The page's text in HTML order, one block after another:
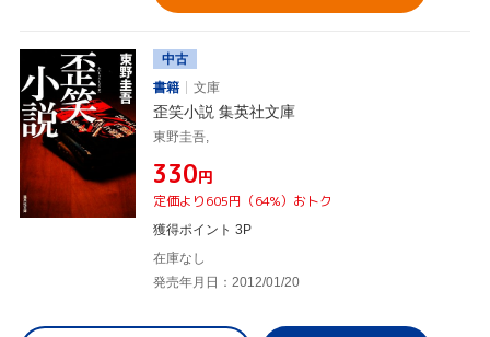
中古
書籍
文庫
歪笑小説 集英社文庫
東野圭吾,
¥330円
定価より605円（64%）おトク
獲得ポイント 3P
在庫なし
発売年月日：2012/01/20